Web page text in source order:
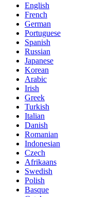
English
French
German
Portuguese
Spanish
Russian
Japanese
Korean
Arabic
Irish
Greek
Turkish
Italian
Danish
Romanian
Indonesian
Czech
Afrikaans
Swedish
Polish
Basque